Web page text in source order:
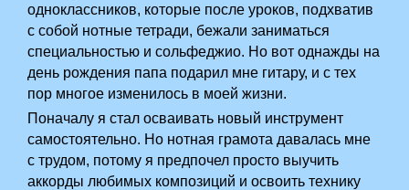
одноклассников, которые после уроков, подхватив
с собой нотные тетради, бежали заниматься
специальностью и сольфеджио. Но вот однажды на
день рождения папа подарил мне гитару, и с тех
пор многое изменилось в моей жизни.
Поначалу я стал осваивать новый инструмент
самостоятельно. Но нотная грамота давалась мне
с трудом, потому я предпочел просто выучить
аккорды любимых композиций и освоить технику